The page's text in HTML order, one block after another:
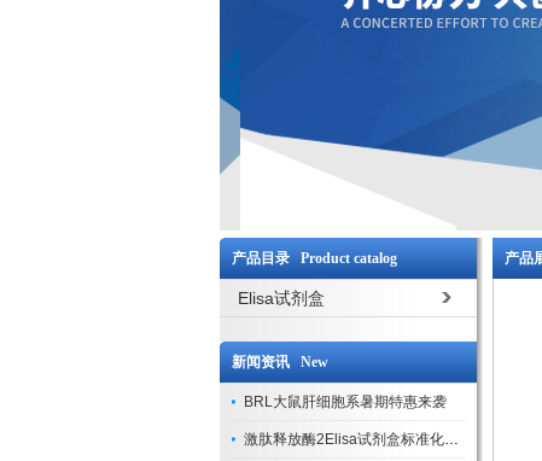
产品目录 Product catalog
Elisa试剂盒
新闻资讯 New
BRL大鼠肝细胞系暑期特惠来袭
激肽释放酶2Elisa试剂盒标准化实验操作与质控体系解析
产品